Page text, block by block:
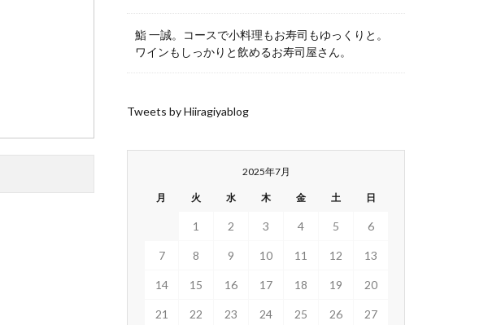
鮨 一誠。コースで小料理もお寿司もゆっくりと。
ワインもしっかりと飲めるお寿司屋さん。
Tweets by Hiiragiyablog
2025年7月
月 火 水 木 金 土 日
1 2 3 4 5 6
7 8 9 10 11 12 13
14 15 16 17 18 19 20
21 22 23 24 25 26 27